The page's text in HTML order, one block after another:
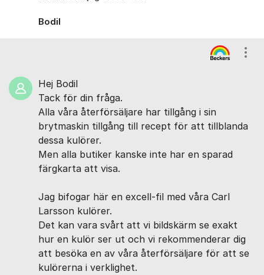
Bodil
Hej Bodil
Tack för din fråga.
Alla våra återförsäljare har tillgång i sin
brytmaskin tillgång till recept för att tillblanda
dessa kulörer.
Men alla butiker kanske inte har en sparad
färgkarta att visa.
Jag bifogar här en excell-fil med våra Carl
Larsson kulörer.
Det kan vara svårt att vi bildskärm se exakt
hur en kulör ser ut och vi rekommenderar dig
att besöka en av våra återförsäljare för att se
kulörerna i verklighet.